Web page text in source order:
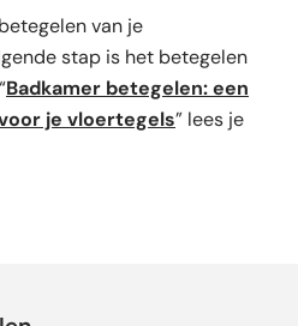
van je
stap is het betegelen
Badkamer betegelen: een
je vloertegels” lees je